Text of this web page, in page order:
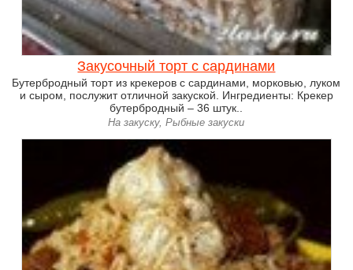
Закусочный торт с сардинами
Бутербродный торт из крекеров с сардинами, морковью, луком
и сыром, послужит отличной закуской. Ингредиенты: Крекер
бутербродный – 36 штук..
На закуску, Рыбные закуски